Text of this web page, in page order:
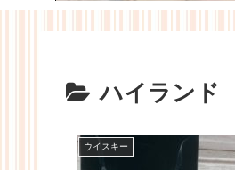
ハイランド
ウイスキー